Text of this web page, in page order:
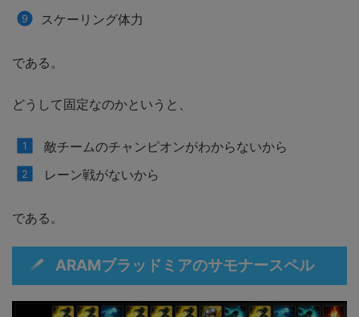
スケーリング体力
である。
どうして固定なのかというと、
敵チームのチャンピオンがわからないから
レーン戦がないから
である。
ARAMブラッドミアのサモナースペル